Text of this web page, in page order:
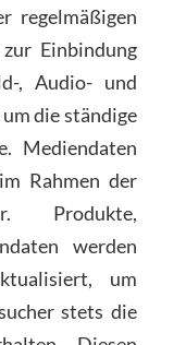
regelmäßigen
Einbindung
, Audio- und
die ständige
Mediendaten
Rahmen der
Produkte,
werden
um
stets die